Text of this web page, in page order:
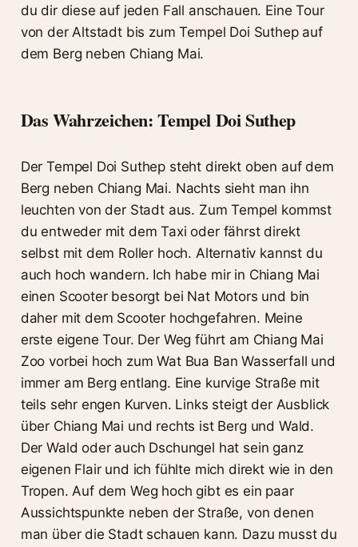
du dir diese auf jeden Fall anschauen. Eine Tour
von der Altstadt bis zum Tempel Doi Suthep auf
dem Berg neben Chiang Mai.
Das Wahrzeichen: Tempel Doi Suthep
Der Tempel Doi Suthep steht direkt oben auf dem
Berg neben Chiang Mai. Nachts sieht man ihn
leuchten von der Stadt aus. Zum Tempel kommst
du entweder mit dem Taxi oder fährst direkt
selbst mit dem Roller hoch. Alternativ kannst du
auch hoch wandern. Ich habe mir in Chiang Mai
einen Scooter besorgt bei Nat Motors und bin
daher mit dem Scooter hochgefahren. Meine
erste eigene Tour. Der Weg führt am Chiang Mai
Zoo vorbei hoch zum Wat Bua Ban Wasserfall und
immer am Berg entlang. Eine kurvige Straße mit
teils sehr engen Kurven. Links steigt der Ausblick
über Chiang Mai und rechts ist Berg und Wald.
Der Wald oder auch Dschungel hat sein ganz
eigenen Flair und ich fühlte mich direkt wie in den
Tropen. Auf dem Weg hoch gibt es ein paar
Aussichtspunkte neben der Straße, von denen
man über die Stadt schauen kann. Dazu musst du